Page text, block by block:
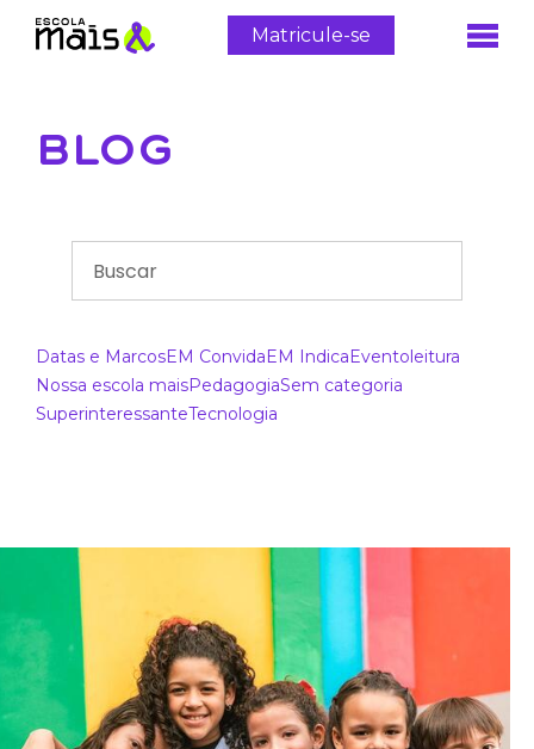
Matricule-se
BLOG
Datas e MarcosEM ConvidaEM IndicaEventoleitura
Nossa escola maisPedagogiaSem categoria
SuperinteressanteTecnologia